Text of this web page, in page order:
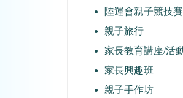
陸運會親子競技賽
親子旅行
家長教育講座/活
家長興趣班
親子手作坊